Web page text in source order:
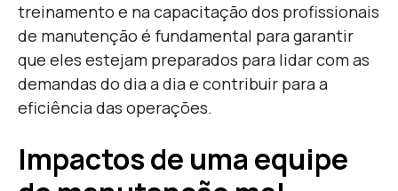
treinamento e na capacitação dos profissionais
de manutenção é fundamental para garantir
que eles estejam preparados para lidar com as
demandas do dia a dia e contribuir para a
eficiência das operações.
Impactos de uma equipe